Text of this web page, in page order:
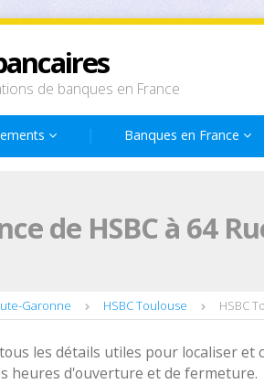
de banques en France
Banques en France
de HSBC à 64
Garonne HSBC Toulouse HSBC
les détails utiles pour localiser et
heures d'ouverture et de fermeture.